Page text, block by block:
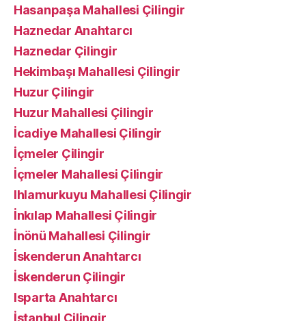
Hasanpaşa Mahallesi Çilingir
Haznedar Anahtarcı
Haznedar Çilingir
Hekimbaşı Mahallesi Çilingir
Huzur Çilingir
Huzur Mahallesi Çilingir
İcadiye Mahallesi Çilingir
İçmeler Çilingir
İçmeler Mahallesi Çilingir
Ihlamurkuyu Mahallesi Çilingir
İnkılap Mahallesi Çilingir
İnönü Mahallesi Çilingir
İskenderun Anahtarcı
İskenderun Çilingir
Isparta Anahtarcı
İstanbul Çilingir